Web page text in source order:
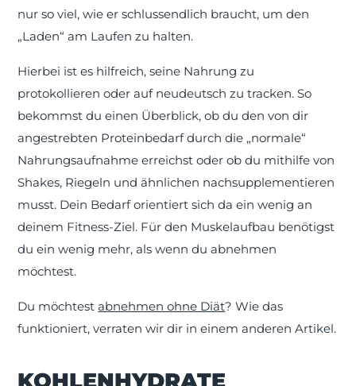
nur so viel, wie er schlussendlich braucht, um den
„Laden“ am Laufen zu halten.
Hierbei ist es hilfreich, seine Nahrung zu
protokollieren oder auf neudeutsch zu tracken. So
bekommst du einen Überblick, ob du den von dir
angestrebten Proteinbedarf durch die „normale“
Nahrungsaufnahme erreichst oder ob du mithilfe von
Shakes, Riegeln und ähnlichen nachsupplementieren
musst. Dein Bedarf orientiert sich da ein wenig an
deinem Fitness-Ziel. Für den Muskelaufbau benötigst
du ein wenig mehr, als wenn du abnehmen
möchtest.
Du möchtestabnehmen ohne Diät? Wie das
funktioniert, verraten wir dir in einem anderen Artikel.